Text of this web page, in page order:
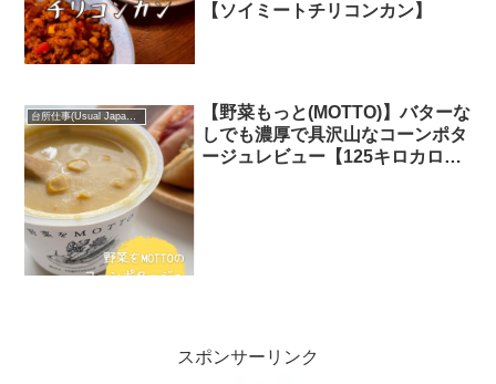
【ソイミートチリコンカン】
【野菜もっと(MOTTO)】バターな
しでも濃厚で具沢山なコーンポタ
ージュレビュー【125キロカロリ
スポンサーリンク